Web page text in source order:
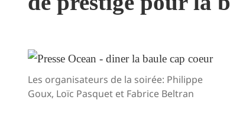
Les organisateurs de la soirée: Philippe
Goux, Loïc Pasquet et Fabrice Beltran